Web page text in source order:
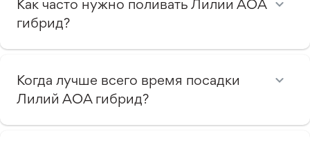
Как часто нужно поливать Лилии АОА
гибрид?
Когда лучше всего время посадки
Лилий АОА гибрид?